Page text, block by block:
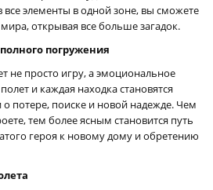
все элементы в одной зоне, вы сможете
открывая все больше загадок.
погружения
не просто игру, а эмоциональное
и каждая находка становятся
потере, поиске и новой надежде. Чем
тем более ясным становится путь
героя к новому дому и обретению